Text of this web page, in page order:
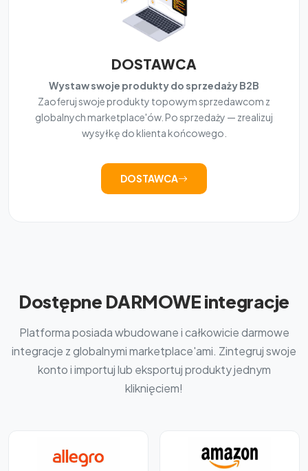
DOSTAWCA
Wystaw swoje produkty do sprzedaży B2B
Zaoferuj swoje produkty topowym sprzedawcom z
globalnych marketplace'ów. Po sprzedaży — zrealizuj
wysyłkę do klienta końcowego.
DOSTAWCA
Dostępne DARMOWE integracje
Platforma posiada wbudowane i całkowicie darmowe
integracje z globalnymi marketplace'ami. Zintegruj swoje
konto i importuj lub eksportuj produkty jednym
kliknięciem!